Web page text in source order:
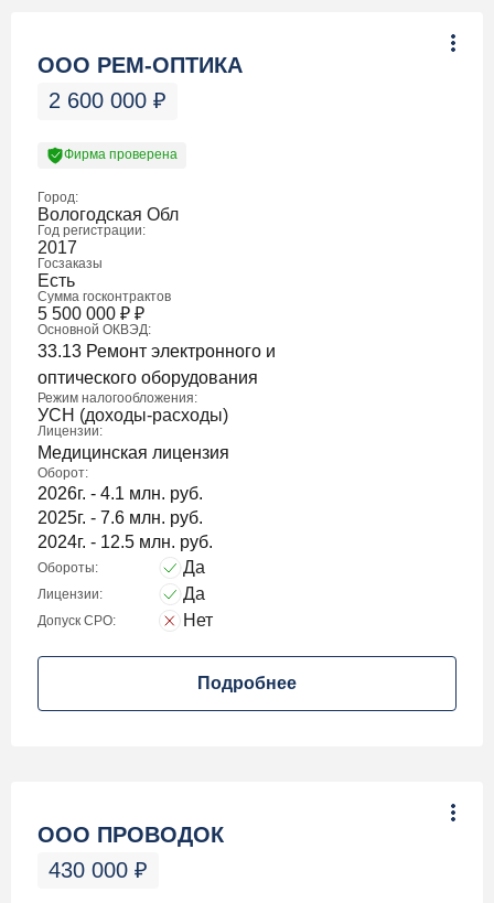
ООО РЕМ-ОПТИКА
2 600 000 ₽
Фирма проверена
Город:
Вологодская Обл
Год регистрации:
2017
Госзаказы
Есть
Сумма госконтрактов
5 500 000 ₽ ₽
Основной ОКВЭД:
33.13 Ремонт электронного и
оптического оборудования
Режим налогообложения:
УСН (доходы-расходы)
Лицензии:
Медицинская лицензия
Оборот:
2026г. - 4.1 млн. руб.
2025г. - 7.6 млн. руб.
2024г. - 12.5 млн. руб.
Обороты: Да
Лицензии: Да
Допуск СРО: Нет
Подробнее
ООО ПРОВОДОК
430 000 ₽